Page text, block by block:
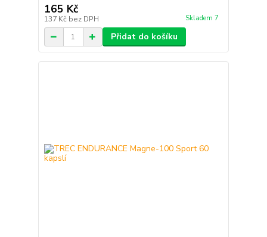
165 Kč
137 Kč bez DPH Skladem 7
Přidat do košíku